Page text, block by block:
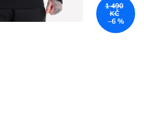
1 490
KČ
–6 %